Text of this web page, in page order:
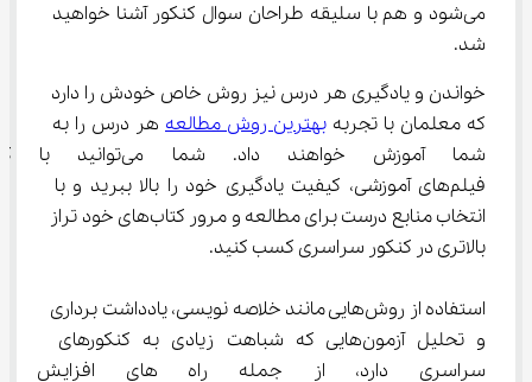
می‌شود و هم با سلیقه طراحان سوال کنکور آشنا خواهید
شد.
خواندن و یادگیری هر درس نیز روش خاص خودش را دارد
که معلمان با تجربه بهترین روش مطالعه هر درس را به
شما آموزش خواهند داد. شما
فیلم‌های آموزشی، کیفیت یادگیری خود را بالا ببرید و با
انتخاب منابع درست برای مطالعه و مرور کتاب‌های خود تراز
بالاتری در کنکور سراسری کسب کنید.
استفاده از روش‌هایی مانند خلاصه نویسی، یادداشت برداری
و تحلیل آزمون‌هایی که شباهت زیادی به کنکورهای
سراسری دارد، از جمله